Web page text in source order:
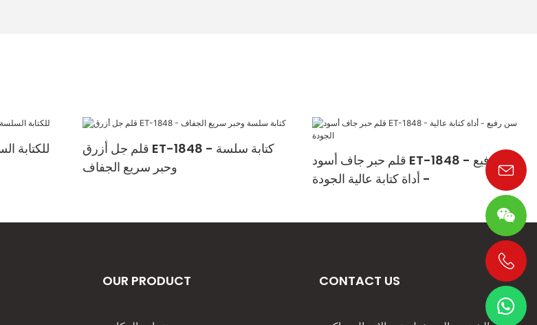
قلم جل أزرق ET-1848 - كتابة سلسة
وحبر سريع الجفاف
قلم حبر جاف أسود ET-1848 - سن رفيع
- أداة كتابة عالية الجودة
OUR PRODUCT CONTACT US